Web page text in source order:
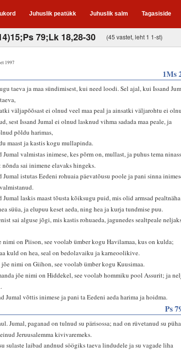
Juhuslik peatükk Juhuslik salm Tagasiside
79;Lk 18,28-30 (45 vastet, leht 1 1-st)
1997
1Ms
taeva ja maa sündimisest, kui need loodi. Sel ajal, kui Issand
väljapõõsast ei olnud veel maa peal ja ainsatki väljarohtu ei
sest Issand Jumal ei olnud lasknud vihma sadada maa peale, ja
põldu harimas,
maast ja kastis kogu mullapinda.
Jumal valmistas inimese, kes põrm on, mullast, ja puhus tema
sai inimene elavaks hingeks.
Jumal istutas Eedeni rohuaia päevatõusu poole ja pani sinna
Jumal laskis maast tõusta kõiksugu puid, mis olid armsad
süüa, ja elupuu keset aeda, ning hea ja kurja tundmise puu.
sai alguse jõgi, mis kastis rohuaeda, jagunedes sealtpeale
nimi on Piison, see voolab ümber kogu Havilamaa, kus on kulda;
kuld on hea, seal on bedolavaiku ja karneoolikive.
jõe nimi on Giihon, see voolab ümber kogu Kuusimaa.
jõe nimi on Hiddekel, see voolab hommiku pool Assurit; ja
Jumal võttis inimese ja pani ta Eedeni aeda harima ja hoidma.
Ps
Jumal, paganad on tulnud su pärisossa; nad on rüvetanud su püha
Jeruusalemma kivivaremeks.
sulaste laibad andnud söögiks taeva lindudele ja su vagade liha